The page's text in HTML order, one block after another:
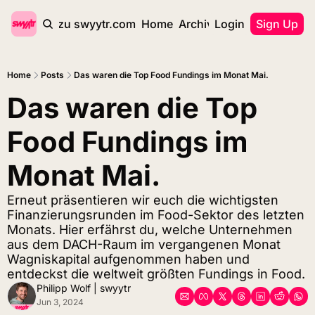
zurück zu swyytr.com Home Archive Tags
Login Sign Up
Home Posts Das waren die Top Food Fundings im Monat Mai.
Das waren die Top
Food Fundings im
Monat Mai.
Erneut präsentieren wir euch die wichtigsten
Finanzierungsrunden im Food-Sektor des letzten
Monats. Hier erfährst du, welche Unternehmen
aus dem DACH-Raum im vergangenen Monat
Wagniskapital aufgenommen haben und
entdeckst die weltweit größten Fundings in Food.
Philipp Wolf | swyytr
Jun 3, 2024